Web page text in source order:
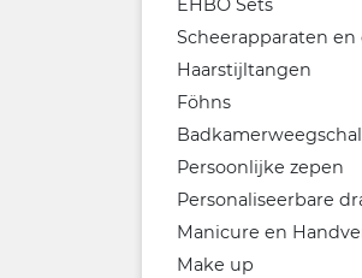
EHBO Sets
Haarstijltangen
Föhns
Persoonlijke zepen
Make up